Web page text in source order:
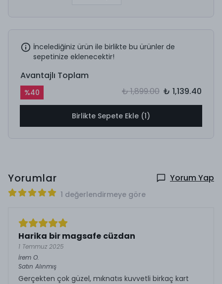
İncelediğiniz ürün ile birlikte bu ürünler de
sepetinize eklenecektir!
Avantajlı Toplam
%40 ₺ 1,899.00 ₺ 1,139.40
Birlikte Sepete Ekle (1)
Yorumlar Yorum Yap
1 değerlendirmeye göre
Harika bir magsafe cüzdan
1 Temmuz 2025
İrem O.
Satın Alınmış
Gerçekten çok güzel, mıknatıs kuvvetli birkaç kart